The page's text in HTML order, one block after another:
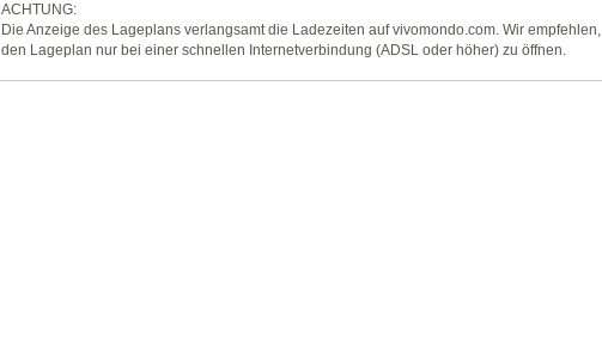
ACHTUNG:
Die Anzeige des Lageplans verlangsamt die Ladezeiten auf vivomondo.com. Wir empfehlen,
den Lageplan nur bei einer schnellen Internetverbindung (ADSL oder höher) zu öffnen.